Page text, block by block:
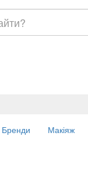
Бренди Макіяж